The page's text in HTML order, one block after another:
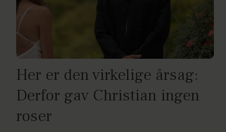
Her er den virkelige årsag:
Derfor gav Christian ingen
roser